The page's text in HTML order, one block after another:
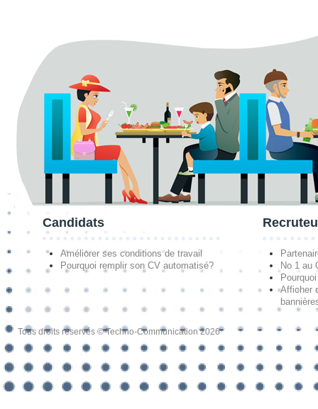
Candidats
Améliorer ses conditions de travail
Pourquoi remplir son CV automatisé?
No 1 au
Afficher
Tous droits réservés © Techno-Communication 2026